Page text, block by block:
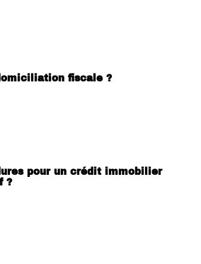
fiscale ?
pour un crédit immobilier
?